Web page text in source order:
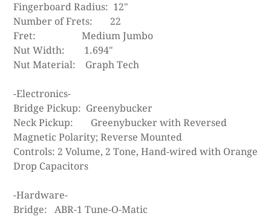
Fingerboard Radius: 12"
Number of Frets:
22
Fret: Medium Jumbo
Nut Width: 1.694"
Nut Material: Graph Tech
-Electronics-
Bridge Pickup: Greenybucker
Neck Pickup:
Greenybucker with Reversed
Magnetic Polarity; Reverse Mounted
Controls: 2 Volume, 2 Tone, Hand-wired with Orange
Drop Capacitors
-Hardware-
Bridge: ABR-1 Tune-O-Matic